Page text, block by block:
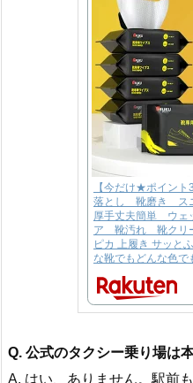
【今だけ★ポイン
落とし 靴磨き ス
厚手丈夫簡単 ウェ
ア 靴汚れ 靴クリ
ピカ 上履き サッと
な靴でもどんな色で
Q. 公式のタクシー乗り場は
A. はい、ありません。駅前